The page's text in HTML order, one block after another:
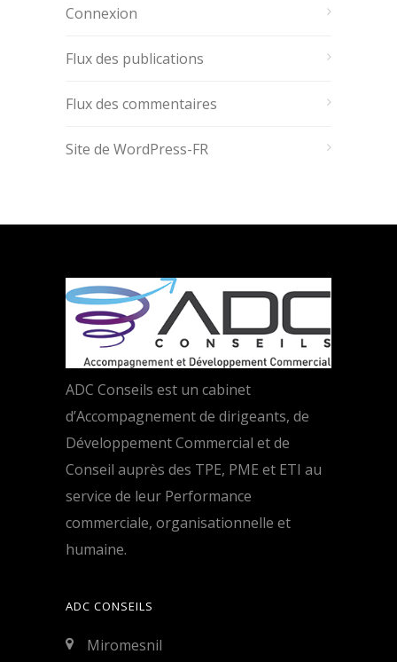
Connexion
Flux des publications
Flux des commentaires
Site de WordPress-FR
ADC Conseils est un cabinet
d’Accompagnement de dirigeants, de
Développement Commercial et de
Conseil auprès des TPE, PME et ETI au
service de leur Performance
commerciale, organisationnelle et
humaine.
ADC CONSEILS
Miromesnil